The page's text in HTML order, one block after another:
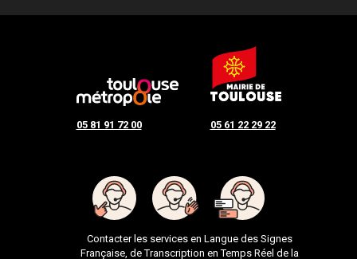
05 81 91 72 00 05 61 22 29 22
Contacter les services en Langue des Signes
Française, de Transcription en Temps Réel de la